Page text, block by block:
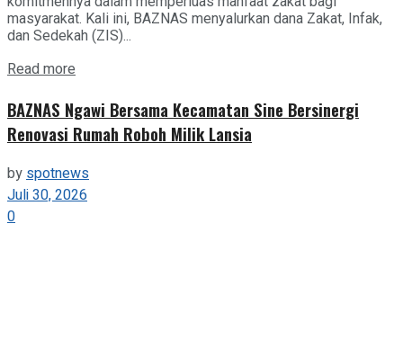
masyarakat. Kali ini, BAZNAS menyalurkan dana Zakat, Infak,
dan Sedekah (ZIS)...
Read more
BAZNAS Ngawi Bersama Kecamatan Sine Bersinergi
Renovasi Rumah Roboh Milik Lansia
byspotnews
Juli 30, 2026
0